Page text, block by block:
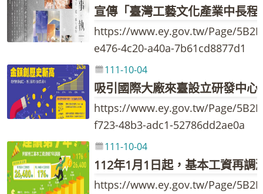
https://www.ey.gov.tw/Page/
e476-4c20-a40a-7b61cd8877d1
吸引國際大廠來臺設立研發中心
111-10-04
https://www.ey.gov.tw/Page/
f723-48b3-adc1-52786dd2ae0a
112年1月1日起，基本工資再調
111-10-04
https://www.ey.gov.tw/Page/